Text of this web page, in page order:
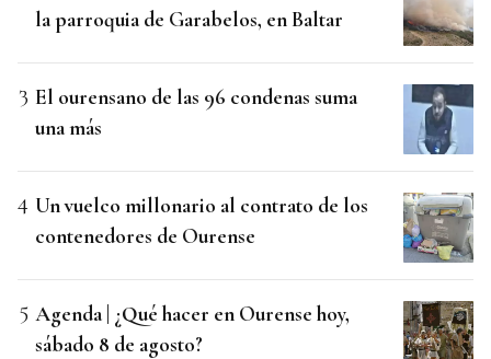
la parroquia de Garabelos, en Baltar
El ourensano de las 96 condenas suma
una más
Un vuelco millonario al contrato de los
contenedores de Ourense
Agenda | ¿Qué hacer en Ourense hoy,
sábado 8 de agosto?